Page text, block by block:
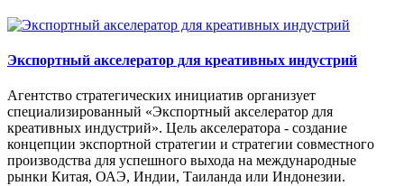
Экспортный акселератор для креативных индустрий
Агентство стратегических инициатив организует
специализированный «Экспортный акселератор для
креативных индустрий». Цель акселератора - создание
концепции экспортной стратегии и стратегии совместного
производства для успешного выхода на международные
рынки Китая, ОАЭ, Индии, Таиланда или Индонезии.